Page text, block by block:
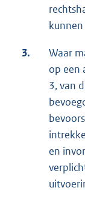
3.
Waar
op een
3, van
en